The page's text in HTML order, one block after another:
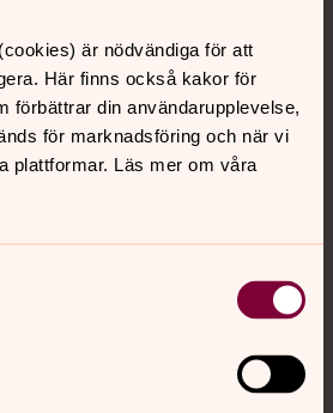
är nödvändiga för att
Här finns också kakor för
förbättrar din användarupplevelse,
för marknadsföring och när vi
plattformar. Läs mer om våra